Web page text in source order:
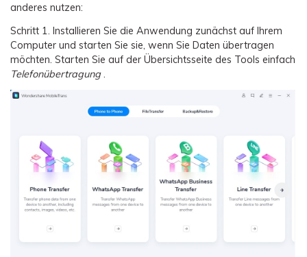
anderes nutzen:
Schritt 1.
Installieren Sie die Anwendung zunächst auf Ihrem
Computer und starten Sie sie, wenn Sie Daten übertragen
möchten. Starten Sie auf der Übersichtsseite des Tools einfach
Telefonübertragung.